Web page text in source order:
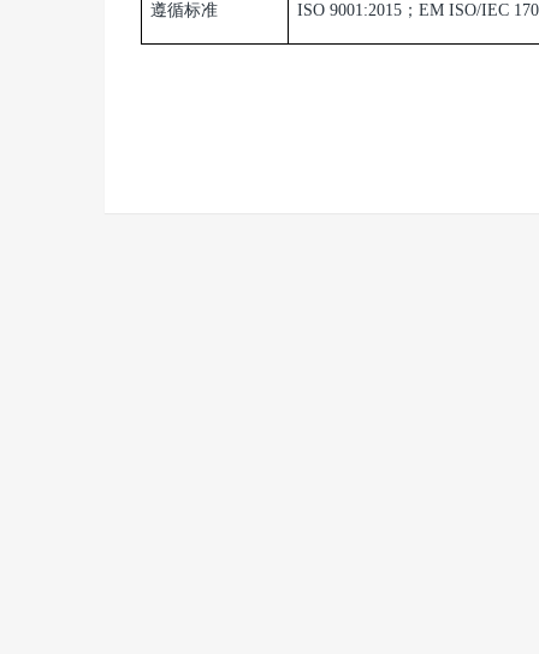
遵循标准 ISO 9001:2015；EM ISO/IEC